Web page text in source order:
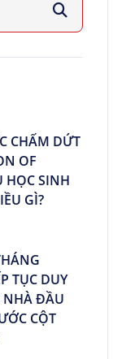
CHẤM DỨT
OF
HỌC SINH
GÌ?
TỤC DUY
NHÀ ĐẦU
CỘT